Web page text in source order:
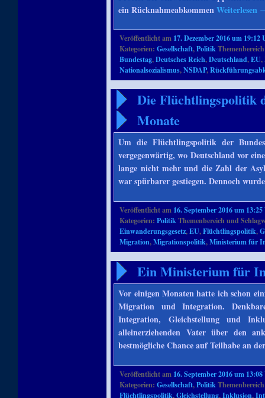
ein RücknahmeabkommenWeiterlesen
Veröffentlicht am 17. Dezember 2016 um 19:12
Kategorien:Gesellschaft,Politik
Bundestag,Deutsches Reich,Deutschland,EU,
Nationalsozialismus,NSDAP,
Die Flüchtlingspolitik
Monate
Um die Flüchtlingspolitik der
vergegenwärtig, wo Deutschland vor
lange nicht mehr und die Zahl der
war spürbarer gestiegen. Dennoch
Veröffentlicht am 16. September 2016 um
Kategorien:PolitikThemenbereich und
Einwanderungsgesetz,EU,Flüchtlingspolitik,
Migration,Migrationspolitik,Ministerium für
Ein Ministerium für
Vor einigen Monaten hatte ich schon
Migration und Integration.
Integration, Gleichstellung und
alleinerziehenden Vater über den
bestmögliche Chance auf Teilhabe an
Veröffentlicht am 16. September 2016 um
Kategorien:Gesellschaft,Politik
Flüchtlingspolitik,Gleichstellung,Inklusion,